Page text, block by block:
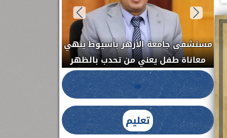
العلاج الحر بمنفلوط بالتعاون مع هيئة
الدواء المصرية يشن حملة رقابية مكبرة
لضبط المنشآت الطبية المخالفة.....
تعليم